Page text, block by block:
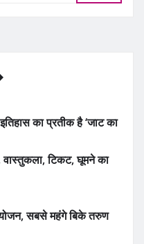
का प्रतीक है ‘जाट का
वास्तुकला, टिकट, घूमने का
सबसे महंगे बिके तरुण